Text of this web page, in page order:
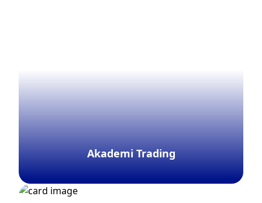
Akademi Trading